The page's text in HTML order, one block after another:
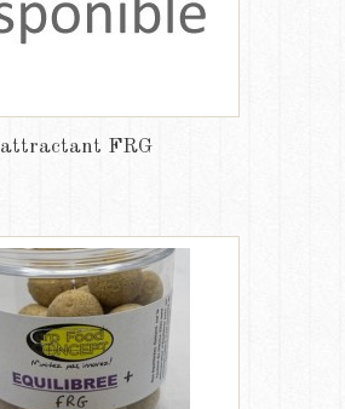
attractant FRG